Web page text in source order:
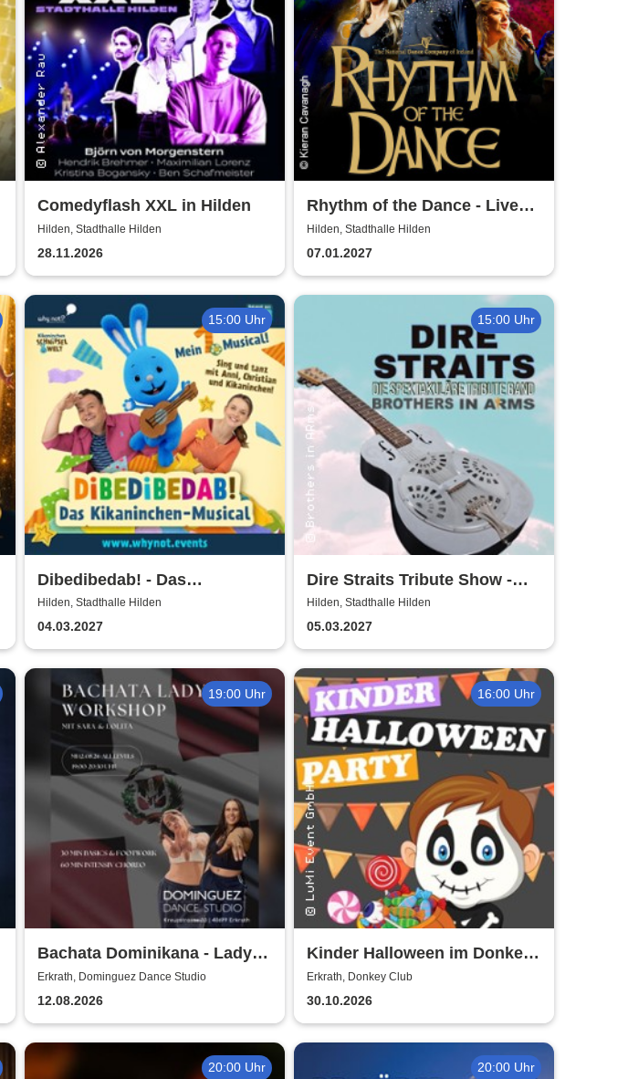
Comedyflash XXL in Hilden
Hilden, Stadthalle Hilden
28.11.2026
Rhythm of the Dance - Live
2027
Hilden, Stadthalle Hilden
07.01.2027
15:00 Uhr
Dibedibedab! - Das
Kikaninchen-Musical
Hilden, Stadthalle Hilden
04.03.2027
15:00 Uhr
Dire Straits Tribute Show -
Brothers in Arms
Hilden, Stadthalle Hilden
05.03.2027
19:00 Uhr
Bachata Dominikana - Ladys
Workshop / Laura (Lolita) &
Sara
Erkrath, Dominguez Dance Studio
12.08.2026
16:00 Uhr
Kinder Halloween im Donkey
- by LuMi Event GmbH
Erkrath, Donkey Club
30.10.2026
20:00 Uhr 20:00 Uhr